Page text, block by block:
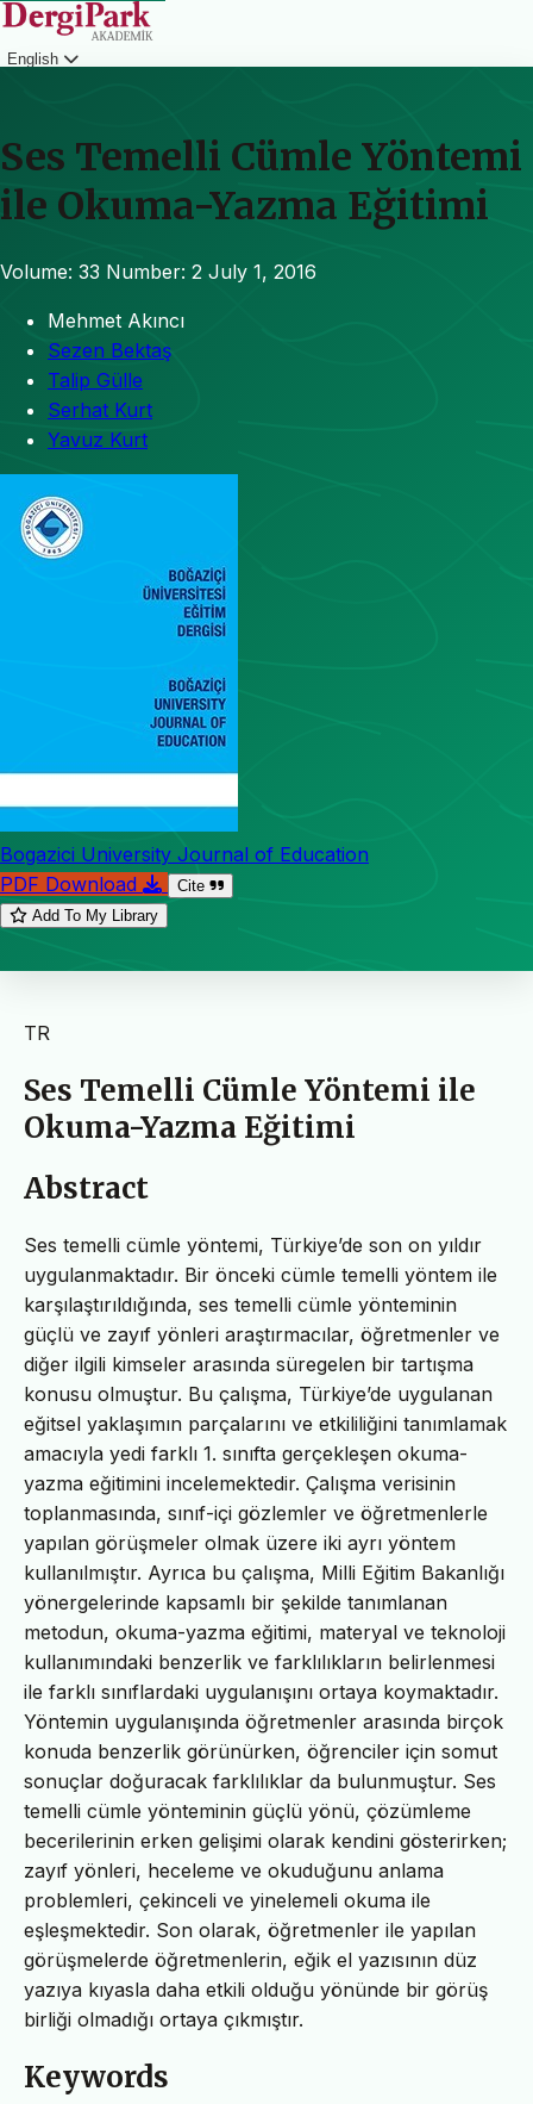
English
Ses Temelli Cümle Yöntemi
ile Okuma-Yazma Eğitimi
Volume: 33 Number: 2 July 1, 2016
Mehmet Akıncı
Sezen Bektaş
Talip Gülle
Serhat Kurt
Yavuz Kurt
Bogazici University Journal of Education
PDF Download
Cite
Add To My Library
TR
Ses Temelli Cümle Yöntemi ile
Okuma-Yazma Eğitimi
Abstract
Ses temelli cümle yöntemi, Türkiye’de son on yıldır
uygulanmaktadır. Bir önceki cümle temelli yöntem ile
karşılaştırıldığında, ses temelli cümle yönteminin
güçlü ve zayıf yönleri araştırmacılar, öğretmenler ve
diğer ilgili kimseler arasında süregelen bir tartışma
konusu olmuştur. Bu çalışma, Türkiye’de uygulanan
eğitsel yaklaşımın parçalarını ve etkililiğini tanımlamak
amacıyla yedi farklı 1. sınıfta gerçekleşen okuma-
yazma eğitimini incelemektedir. Çalışma verisinin
toplanmasında, sınıf-içi gözlemler ve öğretmenlerle
yapılan görüşmeler olmak üzere iki ayrı yöntem
kullanılmıştır. Ayrıca bu çalışma, Milli Eğitim Bakanlığı
yönergelerinde kapsamlı bir şekilde tanımlanan
metodun, okuma-yazma eğitimi, materyal ve teknoloji
kullanımındaki benzerlik ve farklılıkların belirlenmesi
ile farklı sınıflardaki uygulanışını ortaya koymaktadır.
Yöntemin uygulanışında öğretmenler arasında birçok
konuda benzerlik görünürken, öğrenciler için somut
sonuçlar doğuracak farklılıklar da bulunmuştur. Ses
temelli cümle yönteminin güçlü yönü, çözümleme
becerilerinin erken gelişimi olarak kendini gösterirken;
zayıf yönleri, heceleme ve okuduğunu anlama
problemleri, çekinceli ve yinelemeli okuma ile
eşleşmektedir. Son olarak, öğretmenler ile yapılan
görüşmelerde öğretmenlerin, eğik el yazısının düz
yazıya kıyasla daha etkili olduğu yönünde bir görüş
birliği olmadığı ortaya çıkmıştır.
Keywords